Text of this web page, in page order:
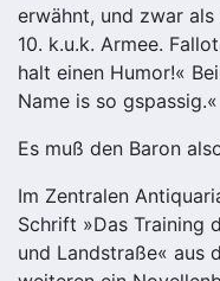
erwähnt, und zwar
10. k.u.k. Armee.
halt einen Humor!«
Name is so gspassig.«
Es muß den Baron
Im Zentralen
Schrift »Das Training
und Landstraße« aus